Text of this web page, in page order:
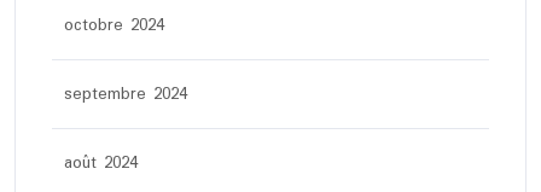
octobre 2024
septembre 2024
août 2024